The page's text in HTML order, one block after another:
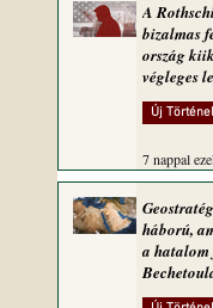
A
bizalmas
ország
végleges
Új
7 nappal
háború,
a